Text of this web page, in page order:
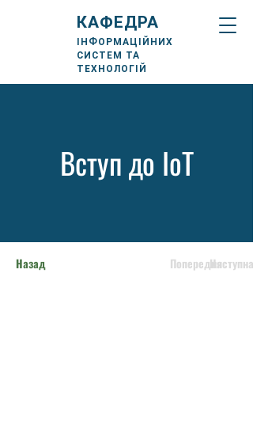
КАФЕДРА
ІНФОРМАЦІЙНИХ
СИСТЕМ ТА
ТЕХНОЛОГІЙ
Вступ до ІоТ
Назад ПопередняНаступна